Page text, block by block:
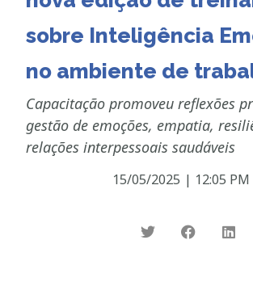
sobre Inteligência
no ambiente de
Capacitação promoveu reflexões
gestão de emoções, empatia,
relações interpessoais saudáveis
15/05/2025 | 12:05 PM